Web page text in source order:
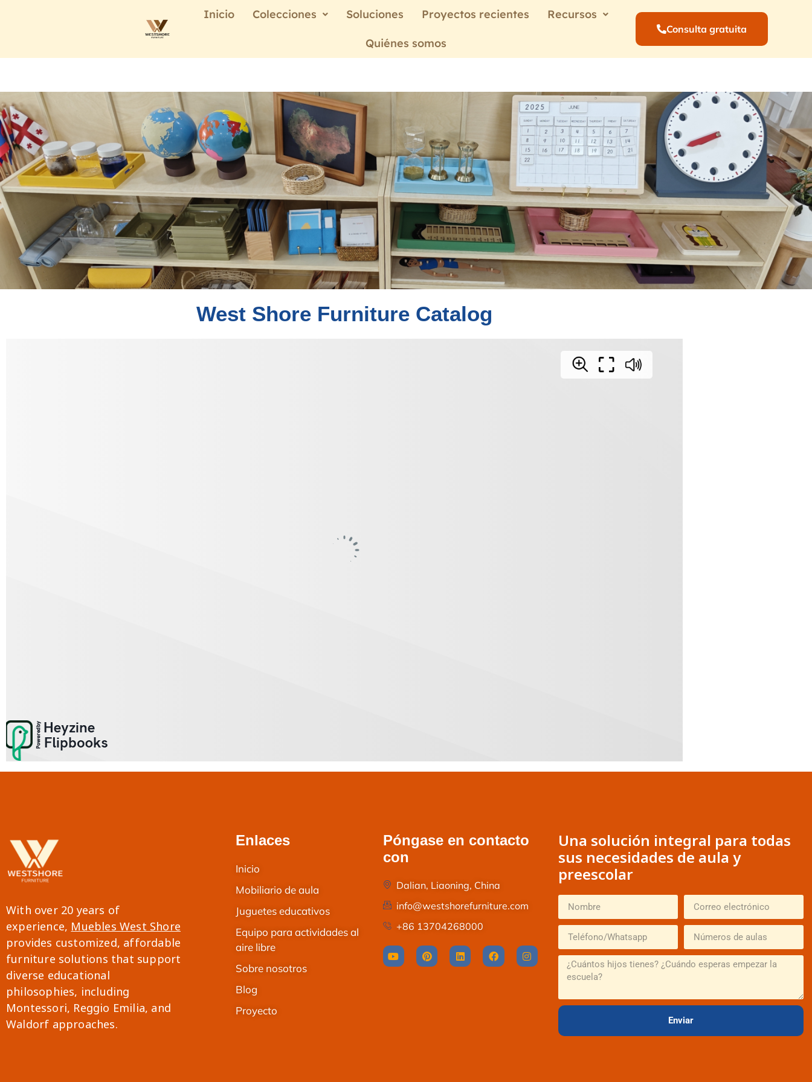
Inicio Colecciones Soluciones Proyectos recientes Recursos
Quiénes somos
Consulta gratuita
West Shore Furniture Catalog
With over 20 years of
experience, Muebles West Shore
provides customized, affordable
furniture solutions that support
diverse educational
philosophies, including
Montessori, Reggio Emilia, and
Waldorf approaches.
Enlaces
Inicio
Mobiliario de aula
Juguetes educativos
Equipo para actividades al
aire libre
Sobre nosotros
Blog
Proyecto
Póngase en contacto
con
Dalian, Liaoning, China
info@westshorefurniture.com
+86 13704268000
Una solución integral para todas
sus necesidades de aula y
preescolar
Enviar
Thai